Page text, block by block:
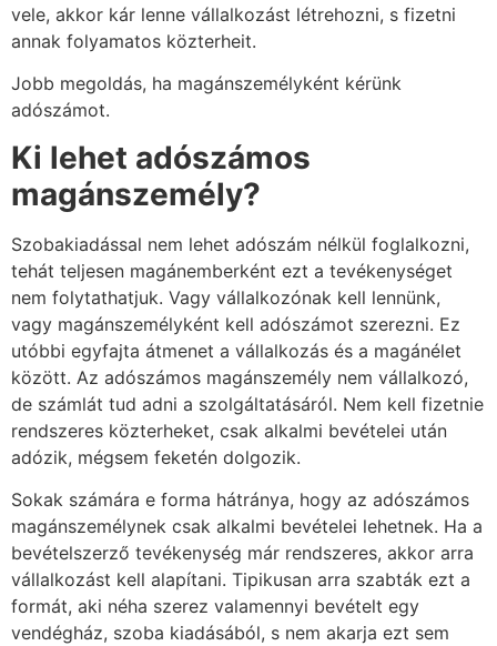
vele, akkor kár lenne vállalkozást létrehozni, s fizetni
annak folyamatos közterheit.
Jobb megoldás, ha magánszemélyként kérünk
adószámot.
Ki lehet adószámos
magánszemély?
Szobakiadással nem lehet adószám nélkül foglalkozni,
tehát teljesen magánemberként ezt a tevékenységet
nem folytathatjuk. Vagy vállalkozónak kell lennünk,
vagy magánszemélyként kell adószámot szerezni. Ez
utóbbi egyfajta átmenet a vállalkozás és a magánélet
között. Az adószámos magánszemély nem vállalkozó,
de számlát tud adni a szolgáltatásáról. Nem kell fizetnie
rendszeres közterheket, csak alkalmi bevételei után
adózik, mégsem feketén dolgozik.
Sokak számára e forma hátránya, hogy az adószámos
magánszemélynek csak alkalmi bevételei lehetnek. Ha a
bevételszerző tevékenység már rendszeres, akkor arra
vállalkozást kell alapítani. Tipikusan arra szabták ezt a
formát, aki néha szerez valamennyi bevételt egy
vendégház, szoba kiadásából, s nem akarja ezt sem